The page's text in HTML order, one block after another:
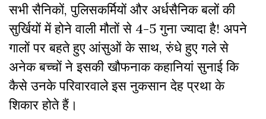
सभी सैनिकों, पुलिसकर्मियों और अर्धसैनिक बलों की
सुर्खियों में होने वाली मौतों से 4-5 गुना ज्यादा है! अपने
गालों पर बहते हुए आंसुओं के साथ, रुंधे हुए गले से
अनेक बच्चों ने इसकी खौफनाक कहानियां सुनाई कि
कैसे उनके परिवारवाले इस नुकसान देह प्रथा के
शिकार होते हैं।